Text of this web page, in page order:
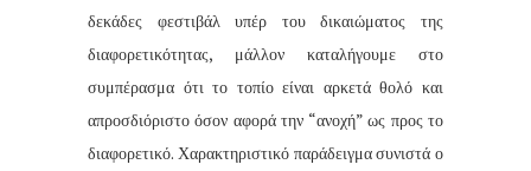
δεκάδες φεστιβάλ υπέρ του δικαιώματος της
διαφορετικότητας, μάλλον καταλήγουμε στο
συμπέρασμα ότι το τοπίο είναι αρκετά θολό και
απροσδιόριστο όσον αφορά την “ανοχή” ως προς το
διαφορετικό. Χαρακτηριστικό παράδειγμα συνιστά ο